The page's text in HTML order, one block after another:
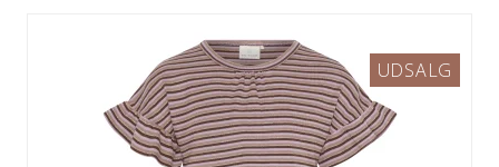
UDSALG